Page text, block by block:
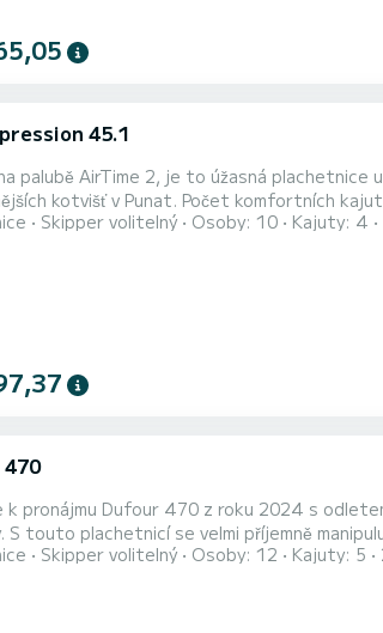
45.1
palubě AirTime 2, je to úžasná plachetnice
kajut: 4 a počet osob na lodi: 10. S celkovou délkou14 m a výkonem55 HP bude
společníkem na nezapomenutelné dovolené v okolí Punat Pro
Skipper volitelný Osoby: 10 Kajuty: 4
k pronájmu Dufour 470 z roku 2024 s
plachetnicí se velmi příjemně manipuluje na týdenní i více plavbu.
plavbu. Při plavbě budete moci ubytovat až 12
Skipper volitelný Osoby: 12 Kajuty: 5